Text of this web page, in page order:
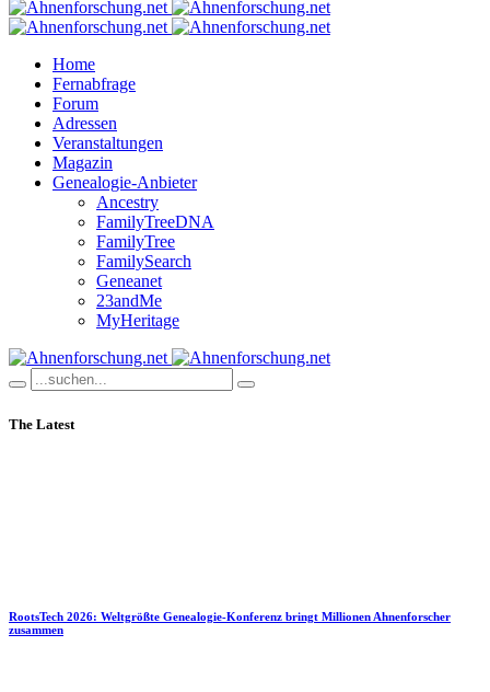
Home
Fernabfrage
Forum
Adressen
Veranstaltungen
Magazin
Genealogie-Anbieter
Ancestry
FamilyTreeDNA
FamilyTree
FamilySearch
Geneanet
23andMe
MyHeritage
The Latest
RootsTech 2026: Weltgrößte Genealogie-Konferenz bringt Millionen Ahnenforscher
zusammen